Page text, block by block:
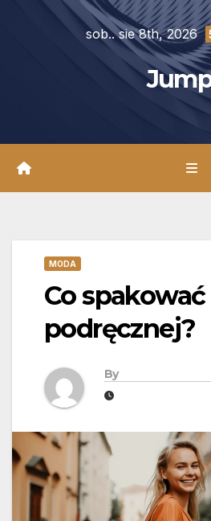
sob.. sie 8th, 2026
MODA
Co
podręcznej?
By